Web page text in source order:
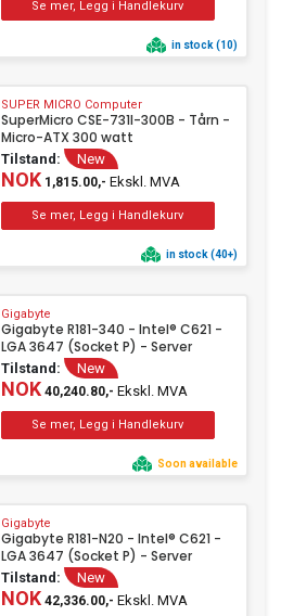
in stock (10)
SUPER MICRO Computer
SuperMicro CSE-731I-300B - Tårn -
Micro-ATX 300 watt
Tilstand: New
NOK1,815.00,- Ekskl. MVA
in stock (40+)
Gigabyte
Gigabyte R181-340 - Intel® C621 -
LGA 3647 (Socket P) - Server
Tilstand: New
NOK40,240.80,- Ekskl. MVA
Soon available
Gigabyte
Gigabyte R181-N20 - Intel® C621 -
LGA 3647 (Socket P) - Server
Tilstand: New
NOK42,336.00,- Ekskl. MVA